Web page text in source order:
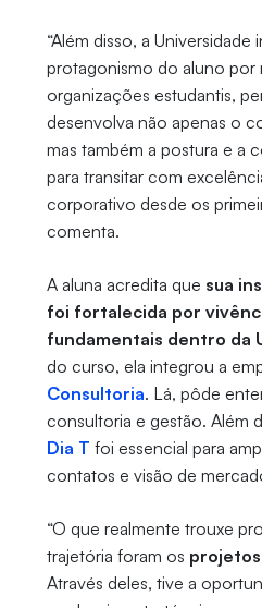
“Além disso, a Universidade
protagonismo do aluno por
organizações estudantis,
desenvolva não apenas o
mas também a postura e a
para transitar com
corporativo desde os
comenta.
A aluna acredita que sua
foi fortalecida por
fundamentais dentro da
do curso, ela integrou a
Consultoria. Lá, pôde
consultoria e gestão. Além
Dia T foi essencial para
contatos e visão de
“O que realmente trouxe
trajetória foram os
Através deles, tive a